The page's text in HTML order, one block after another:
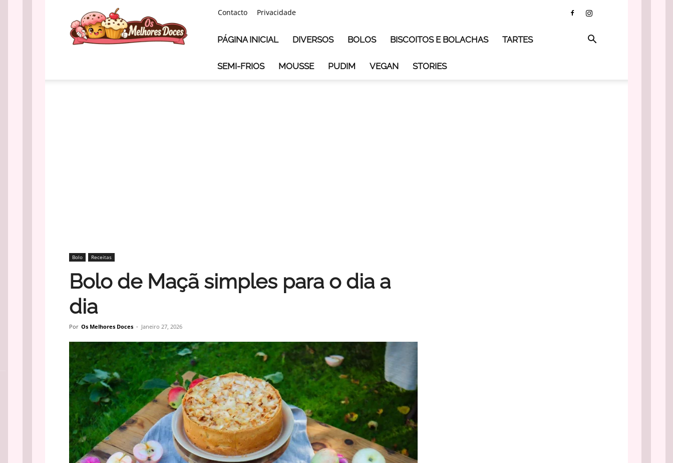
Melhores
Doces
Contacto Privacidade
PÁGINA INICIAL DIVERSOS BOLOS BISCOITOS E BOLACHAS TARTES
SEMI-FRIOS MOUSSE PUDIM VEGAN STORIES
Bolo Receitas
Bolo de Maçã simples para o dia a
dia
Por Os Melhores Doces - Janeiro 27, 2026